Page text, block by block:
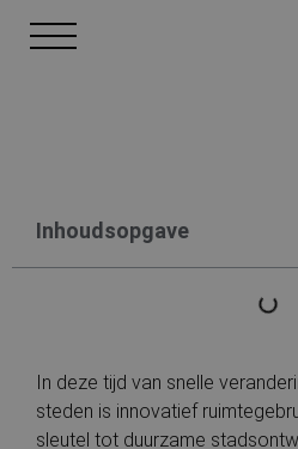
Inhoudsopgave
In deze tijd van snelle
steden is innovatief
sleutel tot duurzame